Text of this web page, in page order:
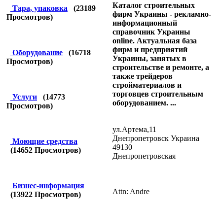
Тара, упаковка (23189
Просмотров)
Оборудование (16718
Просмотров)
Услуги (14773
Просмотров)
Моющие средства
(14652 Просмотров)
Бизнес-информация
(13922 Просмотров)
Каталог строительных
фирм Украины - рекламно-
информационный
справочник Украины
online. Актуальная база
фирм и предприятий
Украины, занятых в
строительстве и ремонте, а
также трейдеров
стройматериалов и
торговцев строительным
оборудованием. ...
ул.Артема,11
Днепропетровск Украина
49130
Днепропетровская
Attn: Andre